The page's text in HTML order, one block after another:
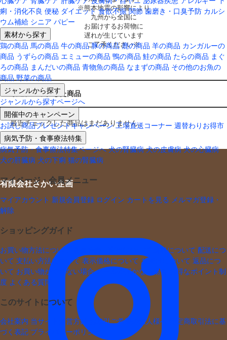
痢・消化不良 便秘 ダイエット 食欲不振 関節 歯磨き・口臭予防 カルシ
ウム補給 シニア パピー
素材から探す
鶏の商品 馬の商品 牛の商品 豚の商品 鹿の商品 羊の商品 カンガルーの
商品 うずらの商品 エミューの商品 鴨の商品 鮭の商品 たらの商品 まぐ
ろの商品 まんだいの商品 青物魚の商品 なまずの商品 その他のお魚の
商品 野菜の商品
ジャンルから探す
ジャンルから探すページへ
開催中のキャンペーン
お試し商品プレゼントキャンペーン 工場直送コーナー 週替わりお得市
病気予防・食事療法特集
病気予防・食事療法特集ページへ 犬の腎臓病 犬の皮膚病 犬の心臓病
犬の肝臓病 犬の下痢 猫の腎臓病
マイページ・会員メニュー
マイアカウント 新規会員登録 ログイン カートを見る
メルマガ登録・
解除
ショッピングガイド
お買い物方法について 送料について 配送につ
いて 支払い方法について 表示価格について お届けについて 返品につ
いて お買い物ができない場合 メールが届かない場合
お得なポイント制
度 よくある質問
このサイトについて
会社案内 当サイト運営方針 お取引ご希望の法人様へ
特定商取引法に基
づく表記 プライバシーポリシー
※熊本地震の影響により
九州から全国に
お届けするお荷物に
遅れが生じています
ご了承ください※
最近チェックした商品
最近チェックした商品はまだありません。
有限会社さかい企画